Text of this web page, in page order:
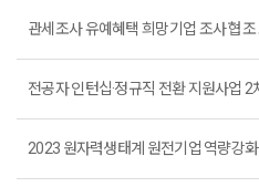
관세조사 유예혜택 희망기업 조사 협